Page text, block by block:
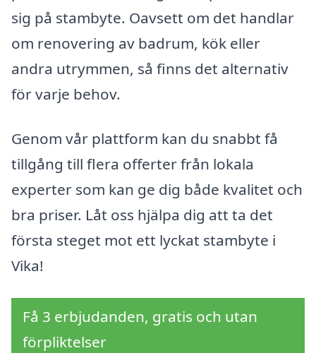
sig på stambyte. Oavsett om det handlar
om renovering av badrum, kök eller
andra utrymmen, så finns det alternativ
för varje behov.
Genom vår plattform kan du snabbt få
tillgång till flera offerter från lokala
experter som kan ge dig både kvalitet och
bra priser. Låt oss hjälpa dig att ta det
första steget mot ett lyckat stambyte i
Vika!
Få 3 erbjudanden, gratis och utan
förpliktelser